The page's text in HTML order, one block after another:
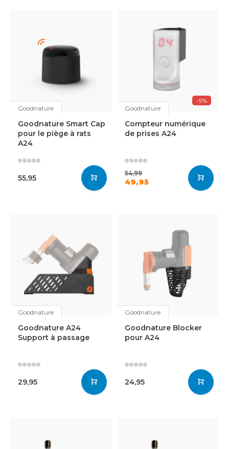
Goodnature
Goodnature Smart Cap
pour le piège à rats
A24
55,95
-9%
Goodnature
Compteur numérique
de prises A24
54,99
49,95
Goodnature
Goodnature A24
Support à passage
29,95
Goodnature
Goodnature Blocker
pour A24
24,95